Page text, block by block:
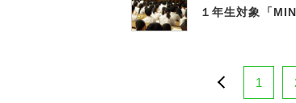
１年生対象「
1